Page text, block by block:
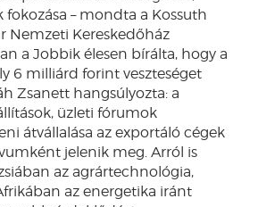
fokozása – mondta a Kossuth
Nemzeti Kereskedőház
a Jobbik élesen bírálta, hogy a
6 milliárd forint veszteséget
Zsanett hangsúlyozta: a
üzleti fórumok
átvállalása az exportáló cégek
jelenik meg. Arról is
az agrártechnológia,
az energetika iránt